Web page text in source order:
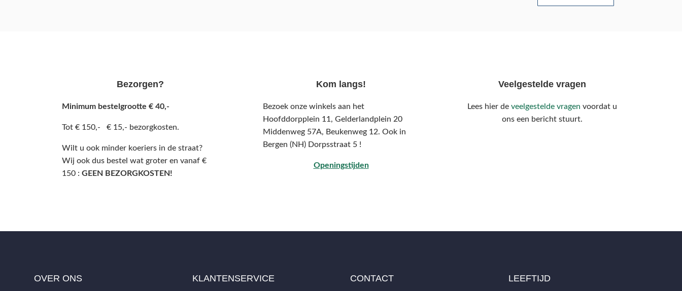
Bezorgen?
Minimum bestelgrootte € 40,-
Tot € 150,- € 15,- bezorgkosten.
Wilt u ook minder koeriers in de straat?
Wij ook dus bestel wat groter en vanaf €
150 : GEEN BEZORGKOSTEN!
Kom langs!
Bezoek onze winkels aan het
Hoofddorpplein 11, Gelderlandplein 20
Middenweg 57A, Beukenweg 12. Ook in
Bergen (NH) Dorpsstraat 5 !
Openingstijden
Veelgestelde vragen
Lees hier de veelgestelde vragen voordat u
ons een bericht stuurt.
OVER ONS KLANTENSERVICE CONTACT LEEFTIJD